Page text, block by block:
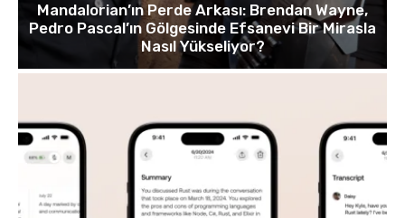
Mandalorian’ın Perde Arkası: Brendan Wayne,
Pedro Pascal’ın Gölgesinde Efsanevi Bir Mirasla
Nasıl Yükseliyor?